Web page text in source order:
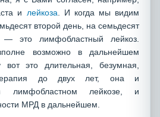
и лейкоза . И когда мы видим
второй день, на семьдесят
это лимфобластный лейкоз.
возможно в дальнейшем
это длительная, безумная,
до двух лет, она и
лимфобластном лейкозе, и
МРД в дальнейшем.